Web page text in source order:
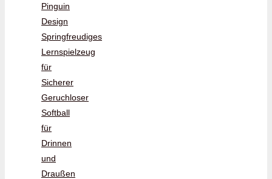
Pinguin
Design
Springfreudiges
Lernspielzeug
für
Sicherer
Geruchloser
Softball
für
Drinnen
und
Draußen